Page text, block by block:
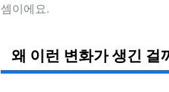
셈이에요.
왜 이런 변화가 생긴 걸